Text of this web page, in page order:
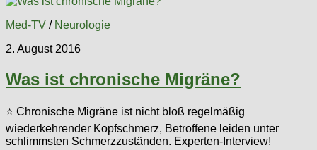
Med-TV / Neurologie
2. August 2016
Was ist chronische Migräne?
⭐ Chronische Migräne ist nicht bloß regelmäßig
wiederkehrender Kopfschmerz, Betroffene leiden unter
schlimmsten Schmerzzuständen. Experten-Interview!